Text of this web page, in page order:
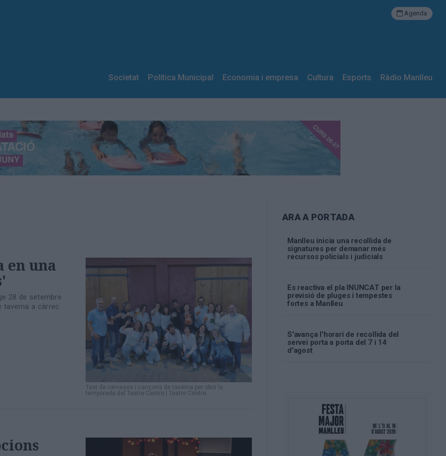
Agenda
Societat Política Municipal Economia i empresa Cultura Esports Ràdio Manlleu
Tast de cerveses i cançons de taverna per obrir la
temporada del Teatre Centre |Teatre Centre
en una
28 de setembre
taverna a càrrec
ARA A PORTADA
Manlleu inicia una recollida de
signatures per demanar més
recursos policials i judicials
Es reactiva el pla INUNCAT per la
previsió de pluges i tempestes
fortes a Manlleu
S'avança l'horari de recollida del
servei porta a porta del 7 i 14
d'agost